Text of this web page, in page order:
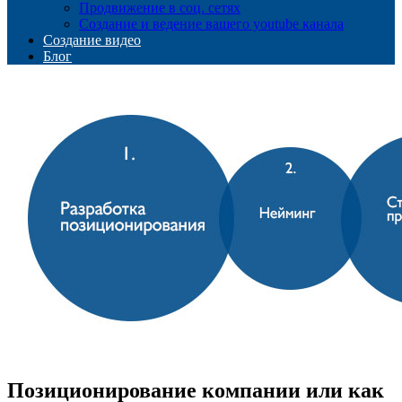
Продвижение в соц. сетях
Создание и ведение вашего youtube канала
Создание видео
Блог
Позиционирование компании или как